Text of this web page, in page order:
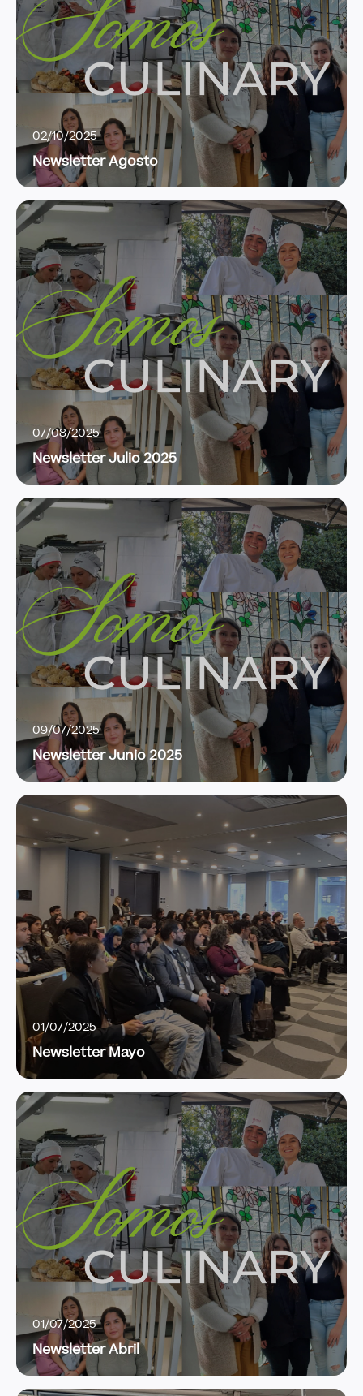
02/10/2025
Newsletter Agosto
07/08/2025
Newsletter Julio 2025
09/07/2025
Newsletter Junio 2025
01/07/2025
Newsletter Mayo
01/07/2025
Newsletter Abril